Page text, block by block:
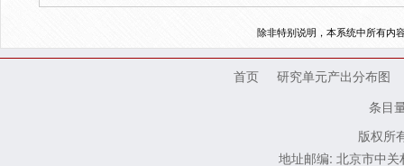
除非特别说明，本系统中所有内
首页
研究单元产出分布图
条目
版权所
地址邮编: 北京市中